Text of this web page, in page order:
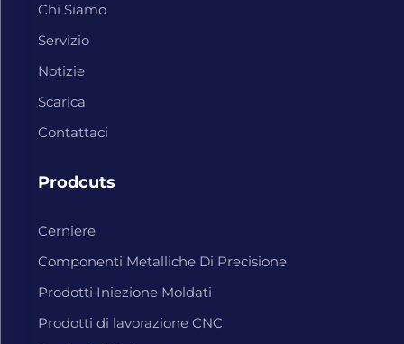
Chi Siamo
Servizio
Notizie
Scarica
Contattaci
Prodcuts
Cerniere
Componenti Metalliche Di Precisione
Prodotti Iniezione Moldati
Prodotti di lavorazione CNC